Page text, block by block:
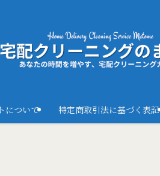
について 特定商取引法に基づく表記